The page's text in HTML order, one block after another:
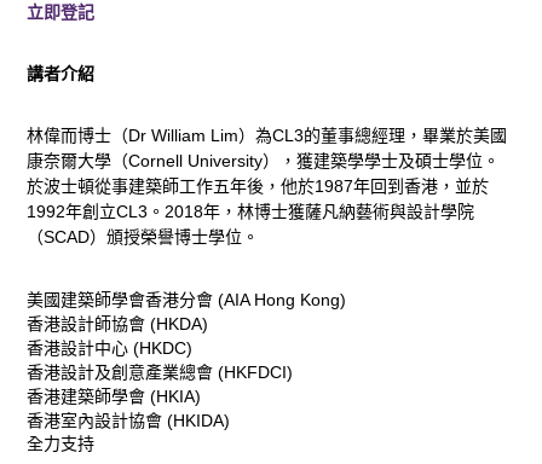
譽
立即登記
講者介紹
林偉而博士（Dr William Lim）為CL3的董事總經理，畢業於美國
康奈爾大學（Cornell University），獲建築學學士及碩士學位。
於波士頓從事建築師工作五年後，他於1987年回到香港，並於
1992年創立CL3 。 2018年，林博士獲薩凡納藝術與設計學院
（SCAD）頒授榮譽博士學位。
美國建築師學會香港分會 (AIA Hong Kong)
香港設計師協會 (HKDA)
香港設計中心 (HKDC)
香港設計及創意產業總會 (HKFDCI)
香港建築師學會 (HKIA)
香港室內設計協會 (HKIDA)
全力支持